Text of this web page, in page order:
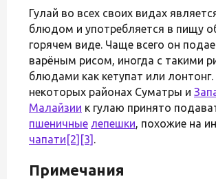
Гулай во всех своих видах
блюдом и употребляется в пищу
горячем виде. Чаще всего он
варёным рисом, иногда с такими
блюдами как кетупат или лонтонг.
некоторых районах Суматры и
Малайзии к гулаю принято
пшеничные лепешки, похожие на
чапати [2] [3] .
Примечания